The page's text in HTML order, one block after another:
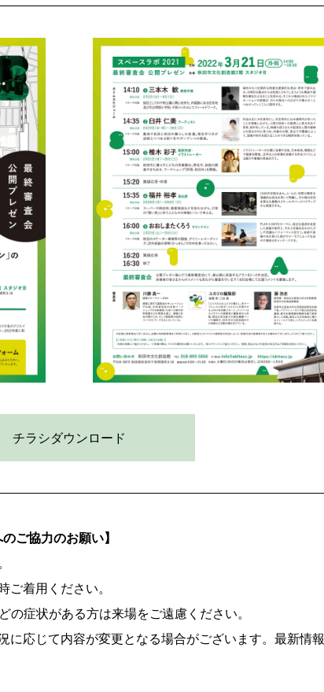
チラシダウンロード
ご協力のお願い】
着用ください。
の症状がある方は来場をご遠慮ください。
に応じて内容が変更となる場合がございます。最新情報